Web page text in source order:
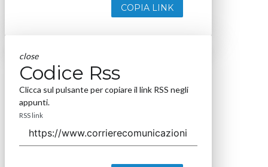
COPIA LINK
close
Codice Rss
Clicca sul pulsante per copiare il link RSS negli
appunti.
RSS link